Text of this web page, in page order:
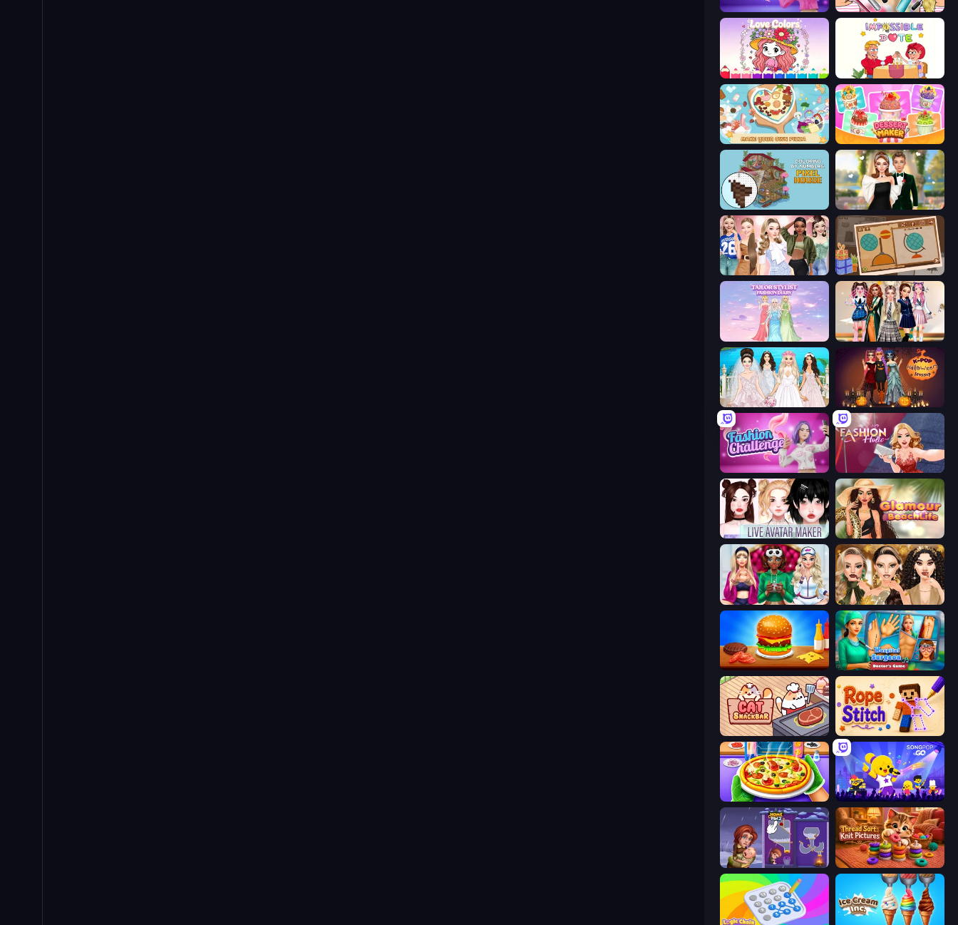
Fashion Famous Make Up Queen R
Love Colors Impossible Date
ABC Pizza Maker Dessert Maker
Valentine's Day Proposal
Fashion Week 2025 Chigiri: Paper Puzzle
Tailor Stylist: Fashion Diary Back To School: Uniforms Edition
Model Wedding
Fashion Challenge: Catwalk Run Fashion Holic
Live Avatar Maker: Girls Glamour Beach Life
BFFs Luxury Loungewear Autumn Glam Gala
Burger Cafe Hospital Surgeon: Doctor's Game
Cat Snack Bar Rope Stitch Puzzle
Pizza Maker SongPop GO
Home Pin 2 Thread Sort: Knit Pictures